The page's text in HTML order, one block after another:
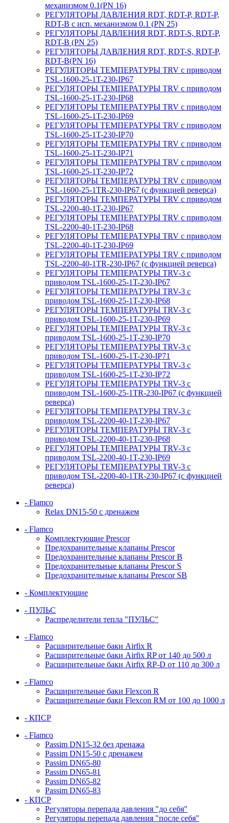
механизмом 0.1(PN 16)
РЕГУЛЯТОРЫ ДАВЛЕНИЯ RDT, RDT-P, RDT-P,
RDT-B с исп. механизмом 0.1 (PN 25)
РЕГУЛЯТОРЫ ДАВЛЕНИЯ RDT, RDT-S, RDT-P,
RDT-B (PN 25)
РЕГУЛЯТОРЫ ДАВЛЕНИЯ RDT, RDT-S, RDT-P,
RDT-B(PN 16)
РЕГУЛЯТОРЫ ТЕМПЕРАТУРЫ TRV с приводом
TSL-1600-25-1T-230-IP67
РЕГУЛЯТОРЫ ТЕМПЕРАТУРЫ TRV с приводом
TSL-1600-25-1T-230-IP68
РЕГУЛЯТОРЫ ТЕМПЕРАТУРЫ TRV с приводом
TSL-1600-25-1T-230-IP69
РЕГУЛЯТОРЫ ТЕМПЕРАТУРЫ TRV с приводом
TSL-1600-25-1T-230-IP70
РЕГУЛЯТОРЫ ТЕМПЕРАТУРЫ TRV с приводом
TSL-1600-25-1T-230-IP71
РЕГУЛЯТОРЫ ТЕМПЕРАТУРЫ TRV с приводом
TSL-1600-25-1T-230-IP72
РЕГУЛЯТОРЫ ТЕМПЕРАТУРЫ TRV с приводом
TSL-1600-25-1TR-230-IP67 (с функцией реверса)
РЕГУЛЯТОРЫ ТЕМПЕРАТУРЫ TRV с приводом
TSL-2200-40-1T-230-IP67
РЕГУЛЯТОРЫ ТЕМПЕРАТУРЫ TRV с приводом
TSL-2200-40-1T-230-IP68
РЕГУЛЯТОРЫ ТЕМПЕРАТУРЫ TRV с приводом
TSL-2200-40-1T-230-IP69
РЕГУЛЯТОРЫ ТЕМПЕРАТУРЫ TRV с приводом
TSL-2200-40-1TR-230-IP67 (с функцией реверса)
РЕГУЛЯТОРЫ ТЕМПЕРАТУРЫ TRV-3 с
приводом TSL-1600-25-1T-230-IP67
РЕГУЛЯТОРЫ ТЕМПЕРАТУРЫ TRV-3 с
приводом TSL-1600-25-1T-230-IP68
РЕГУЛЯТОРЫ ТЕМПЕРАТУРЫ TRV-3 с
приводом TSL-1600-25-1T-230-IP69
РЕГУЛЯТОРЫ ТЕМПЕРАТУРЫ TRV-3 с
приводом TSL-1600-25-1T-230-IP70
РЕГУЛЯТОРЫ ТЕМПЕРАТУРЫ TRV-3 с
приводом TSL-1600-25-1T-230-IP71
РЕГУЛЯТОРЫ ТЕМПЕРАТУРЫ TRV-3 с
приводом TSL-1600-25-1T-230-IP72
РЕГУЛЯТОРЫ ТЕМПЕРАТУРЫ TRV-3 с
приводом TSL-1600-25-1TR-230-IP67 (с функцией
реверса)
РЕГУЛЯТОРЫ ТЕМПЕРАТУРЫ TRV-3 с
приводом TSL-2200-40-1T-230-IP67
РЕГУЛЯТОРЫ ТЕМПЕРАТУРЫ TRV-3 с
приводом TSL-2200-40-1T-230-IP68
РЕГУЛЯТОРЫ ТЕМПЕРАТУРЫ TRV-3 с
приводом TSL-2200-40-1T-230-IP69
РЕГУЛЯТОРЫ ТЕМПЕРАТУРЫ TRV-3 с
приводом TSL-2200-40-1TR-230-IP67 (с функцией
реверса)
- Flamco
Relax DN15-50 с дренажем
- Flamco
Комплектующие Prescor
Предохранительные клапаны Prescor
Предохранительные клапаны Prescor B
Предохранительные клапаны Prescor S
Предохранительные клапаны Prescor SB
- Комплектующие
- ПУЛЬС
Распределители тепла "ПУЛЬС"
- Flamco
Расширительные баки Airfix R
Расширительные баки Airfix RP от 140 до 500 л
Расширительные баки Airfix RP-D от 110 до 300 л
- Flamco
Расширительные баки Flexcon R
Расширительные баки Flexcon RM от 100 до 1000 л
- КПСР
- Flamco
Passim DN15-32 без дренажа
Passim DN15-50 с дренажем
Passim DN65-80
Passim DN65-81
Passim DN65-82
Passim DN65-83
- КПСР
Регуляторы перепада давления "до себя"
Регуляторы перепада давления "после себя"